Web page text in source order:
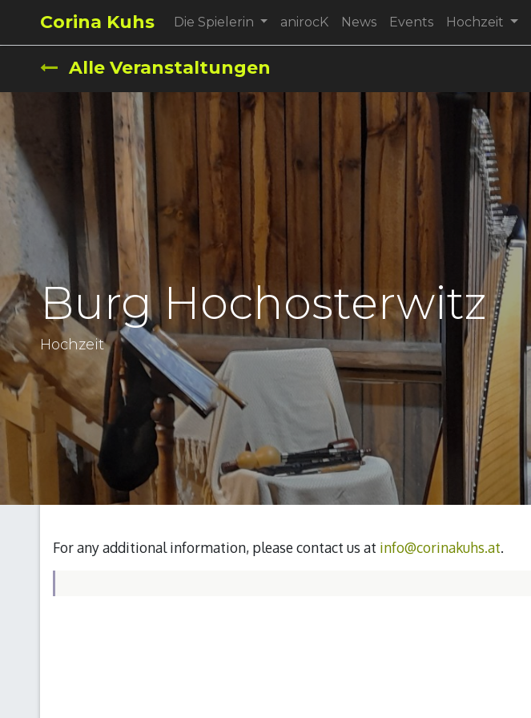
Corina Kuhs Die Spielerin anirocK News Events Hochzeit
Alle Veranstaltungen
Burg Hochosterwitz
Hochzeit
For any additional information, please contact us at info@corinakuhs.at.